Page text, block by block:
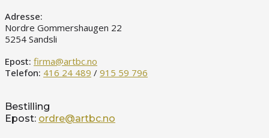
Adresse:
Nordre Gommershaugen 22
5254 Sandsli
Epost: firma@artbc.no
Telefon: 416 24 489 / 915 59 796
Bestilling
Epost: ordre@artbc.no